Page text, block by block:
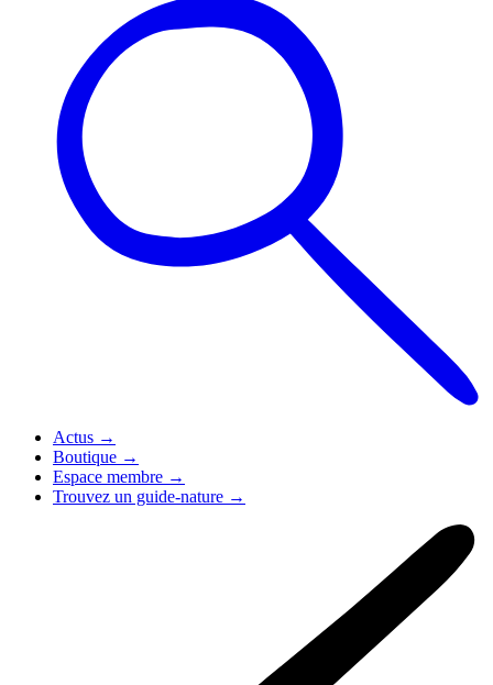
Actus →
Boutique →
Espace membre →
Trouvez un guide-nature →